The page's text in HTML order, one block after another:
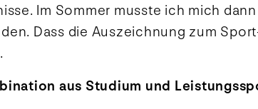
Im Sommer musste ich mich
Dass die Auszeichnung zum
aus Studium und